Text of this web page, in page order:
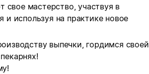
мастерство, участвуя в
и используя на практике новое
выпечки, гордимся своей